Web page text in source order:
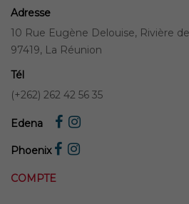
Adresse
10 Rue Eugène Delouise, Rivière
97419, La Réunion
Tél
(+262) 262 42 56 35
Edena
Phoenix
COMPTE